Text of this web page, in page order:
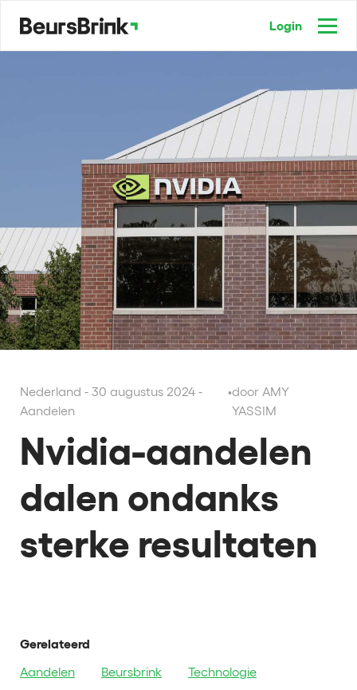
Login
Nederland - 30 augustus 2024 -
Aandelen
•door AMY
YASSIM
Nvidia-aandelen
dalen ondanks
sterke resultaten
Gerelateerd
Aandelen
Beursbrink Technologie